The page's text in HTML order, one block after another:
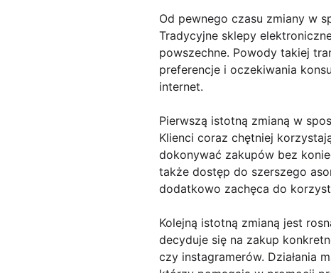
Od pewnego czasu zmiany w
Tradycyjne sklepy
powszechne. Powody takiej
preferencje i oczekiwania
internet.
Pierwszą istotną zmianą w
Klienci coraz chętniej
dokonywać zakupów bez
także dostęp do szerszego
dodatkowo zachęca do
Kolejną istotną zmianą jest
decyduje się na zakup
czy instagramerów. Działania